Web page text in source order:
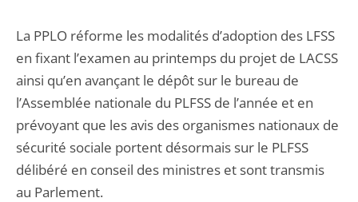
La PPLO réforme les modalités d’adoption des LFSS
en fixant l’examen au printemps du projet de LACSS
ainsi qu’en avançant le dépôt sur le bureau de
l’Assemblée nationale du PLFSS de l’année et en
prévoyant que les avis des organismes nationaux de
sécurité sociale portent désormais sur le PLFSS
délibéré en conseil des ministres et sont transmis
au Parlement.